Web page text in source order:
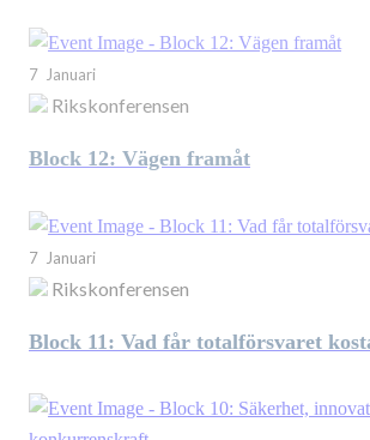
7 Januari
Rikskonferensen
Block 12: Vägen framåt
7 Januari
Rikskonferensen
Block 11: Vad får totalförsvaret